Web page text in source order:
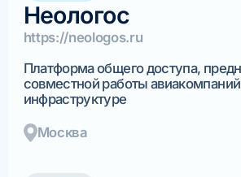
Неологос
https://neologos.ru
Платформа общего доступа,
совместной работы
инфраструктуре
Москва